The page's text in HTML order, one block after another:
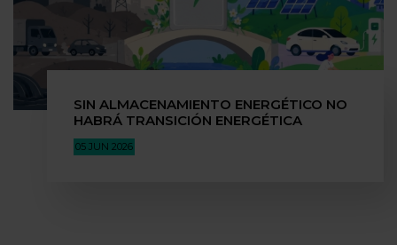
SIN ALMACENAMIENTO ENERGÉTICO NO
HABRÁ TRANSICIÓN ENERGÉTICA
05 JUN 2026